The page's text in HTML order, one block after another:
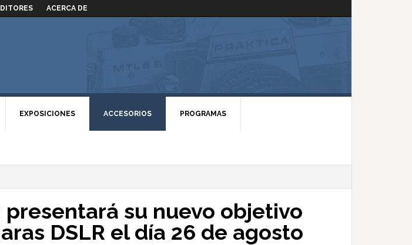
ACERCA DE
EXPOSICIONES ACCESORIOS PROGRAMAS
presentará su nuevo objetivo
DSLR el día 26 de agosto